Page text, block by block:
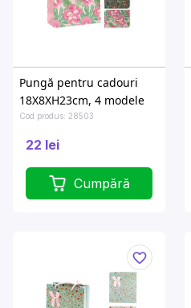
Pungă pentru cadouri
18X8XH23cm, 4 modele
Cod produs: 28503
22 lei
Cumpără